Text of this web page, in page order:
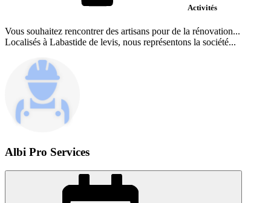
Activités
Vous souhaitez rencontrer des artisans pour de la rénovation...
Localisés à Labastide de levis, nous représentons la société...
Albi Pro Services